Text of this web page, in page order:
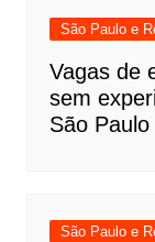
São Paulo e
Vagas de
sem
São
São Paulo e